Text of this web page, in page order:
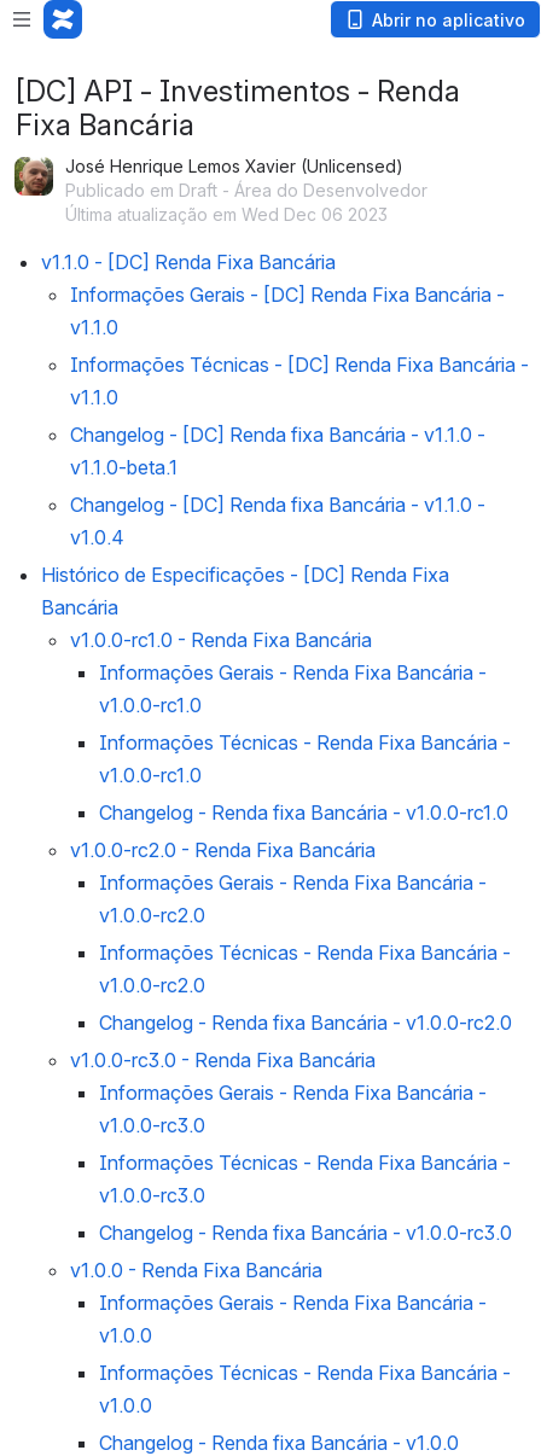
Abrir no aplicativo
[DC] API - Investimentos - Renda
Fixa Bancária
José Henrique Lemos Xavier (Unlicensed)
Publicado em Draft - Área do Desenvolvedor
Última atualização em Wed Dec 06 2023
v1.1.0 - [DC] Renda Fixa Bancária
Informações Gerais - [DC] Renda Fixa Bancária -
v1.1.0
Informações Técnicas - [DC] Renda Fixa Bancária -
v1.1.0
Changelog - [DC] Renda fixa Bancária - v1.1.0 -
v1.1.0-beta.1
Changelog - [DC] Renda fixa Bancária - v1.1.0 -
v1.0.4
Histórico de Especificações - [DC] Renda Fixa
Bancária
v1.0.0-rc1.0 - Renda Fixa Bancária
Informações Gerais - Renda Fixa Bancária -
v1.0.0-rc1.0
Informações Técnicas - Renda Fixa Bancária -
v1.0.0-rc1.0
Changelog - Renda fixa Bancária - v1.0.0-rc1.0
v1.0.0-rc2.0 - Renda Fixa Bancária
Informações Gerais - Renda Fixa Bancária -
v1.0.0-rc2.0
Informações Técnicas - Renda Fixa Bancária -
v1.0.0-rc2.0
Changelog - Renda fixa Bancária - v1.0.0-rc2.0
v1.0.0-rc3.0 - Renda Fixa Bancária
Informações Gerais - Renda Fixa Bancária -
v1.0.0-rc3.0
Informações Técnicas - Renda Fixa Bancária -
v1.0.0-rc3.0
Changelog - Renda fixa Bancária - v1.0.0-rc3.0
v1.0.0 - Renda Fixa Bancária
Informações Gerais - Renda Fixa Bancária -
v1.0.0
Informações Técnicas - Renda Fixa Bancária -
v1.0.0
Changelog - Renda fixa Bancária - v1.0.0